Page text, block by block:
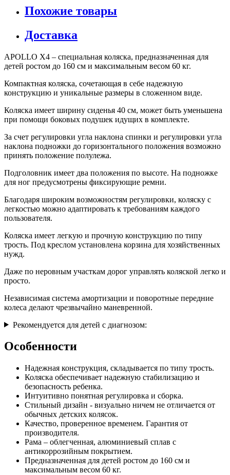
Похожие товары
Доставка
APOLLO X4 – специальная коляска, предназначенная для
детей ростом до 160 см и максимальным весом 60 кг.
Компактная коляска, сочетающая в себе надежную
конструкцию и уникальные размеры в сложенном виде.
Коляска имеет ширину сиденья 40 см, может быть уменьшена
при помощи боковых подушек идущих в комплекте.
За счет регулировки угла наклона спинки и регулировки угла
наклона подножки до горизонтального положения возможно
принять положение полулежа.
Подголовник имеет два положения по высоте. На подножке
для ног предусмотрены фиксирующие ремни.
Благодаря широким возможностям регулировки, коляску с
легкостью можно адаптировать к требованиям каждого
пользователя.
Коляска имеет легкую и прочную конструкцию по типу
трость. Под креслом установлена корзина для хозяйственных
нужд.
Даже по неровным участкам дорог управлять коляской легко и
просто.
Независимая система амортизации и поворотные передние
колеса делают чрезвычайно маневренной.
Рекомендуется для детей с диагнозом:
Особенности
Надежная конструкция, складывается по типу трость.
Коляска обеспечивает надежную стабилизацию и
безопасность ребенка.
Интуитивно понятная регулировка и сборка.
Стильный дизайн - визуально ничем не отличается от
обычных детских колясок.
Качество, проверенное временем. Гарантия от
производителя.
Рама – облегченная, алюминиевый сплав с
антикоррозийным покрытием.
Предназначенная для детей ростом до 160 см и
максимальным весом 60 кг.